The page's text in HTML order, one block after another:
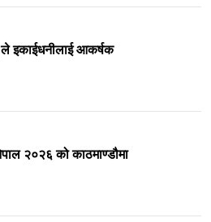
इकाईधनीलाई आकर्षक
२०२६ को काठमाण्डौमा